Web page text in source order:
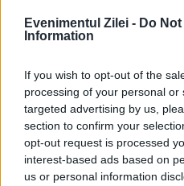
Evenimentul Zilei - Do
Information
If you wish to opt-out of the
processing of your personal
targeted advertising by us,
section to confirm your
opt-out request is processed
interest-based ads based on
us or personal information